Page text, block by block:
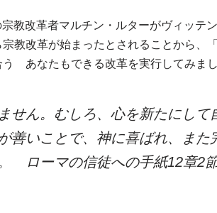
教改革者マルチン・ルターがヴィッテ
教改革が始まったとされることから、
あなたもできる改革を実行してみまし
せん。むしろ、心を新たにして
善いことで、神に喜ばれ、また
ローマの信徒への手紙12章2